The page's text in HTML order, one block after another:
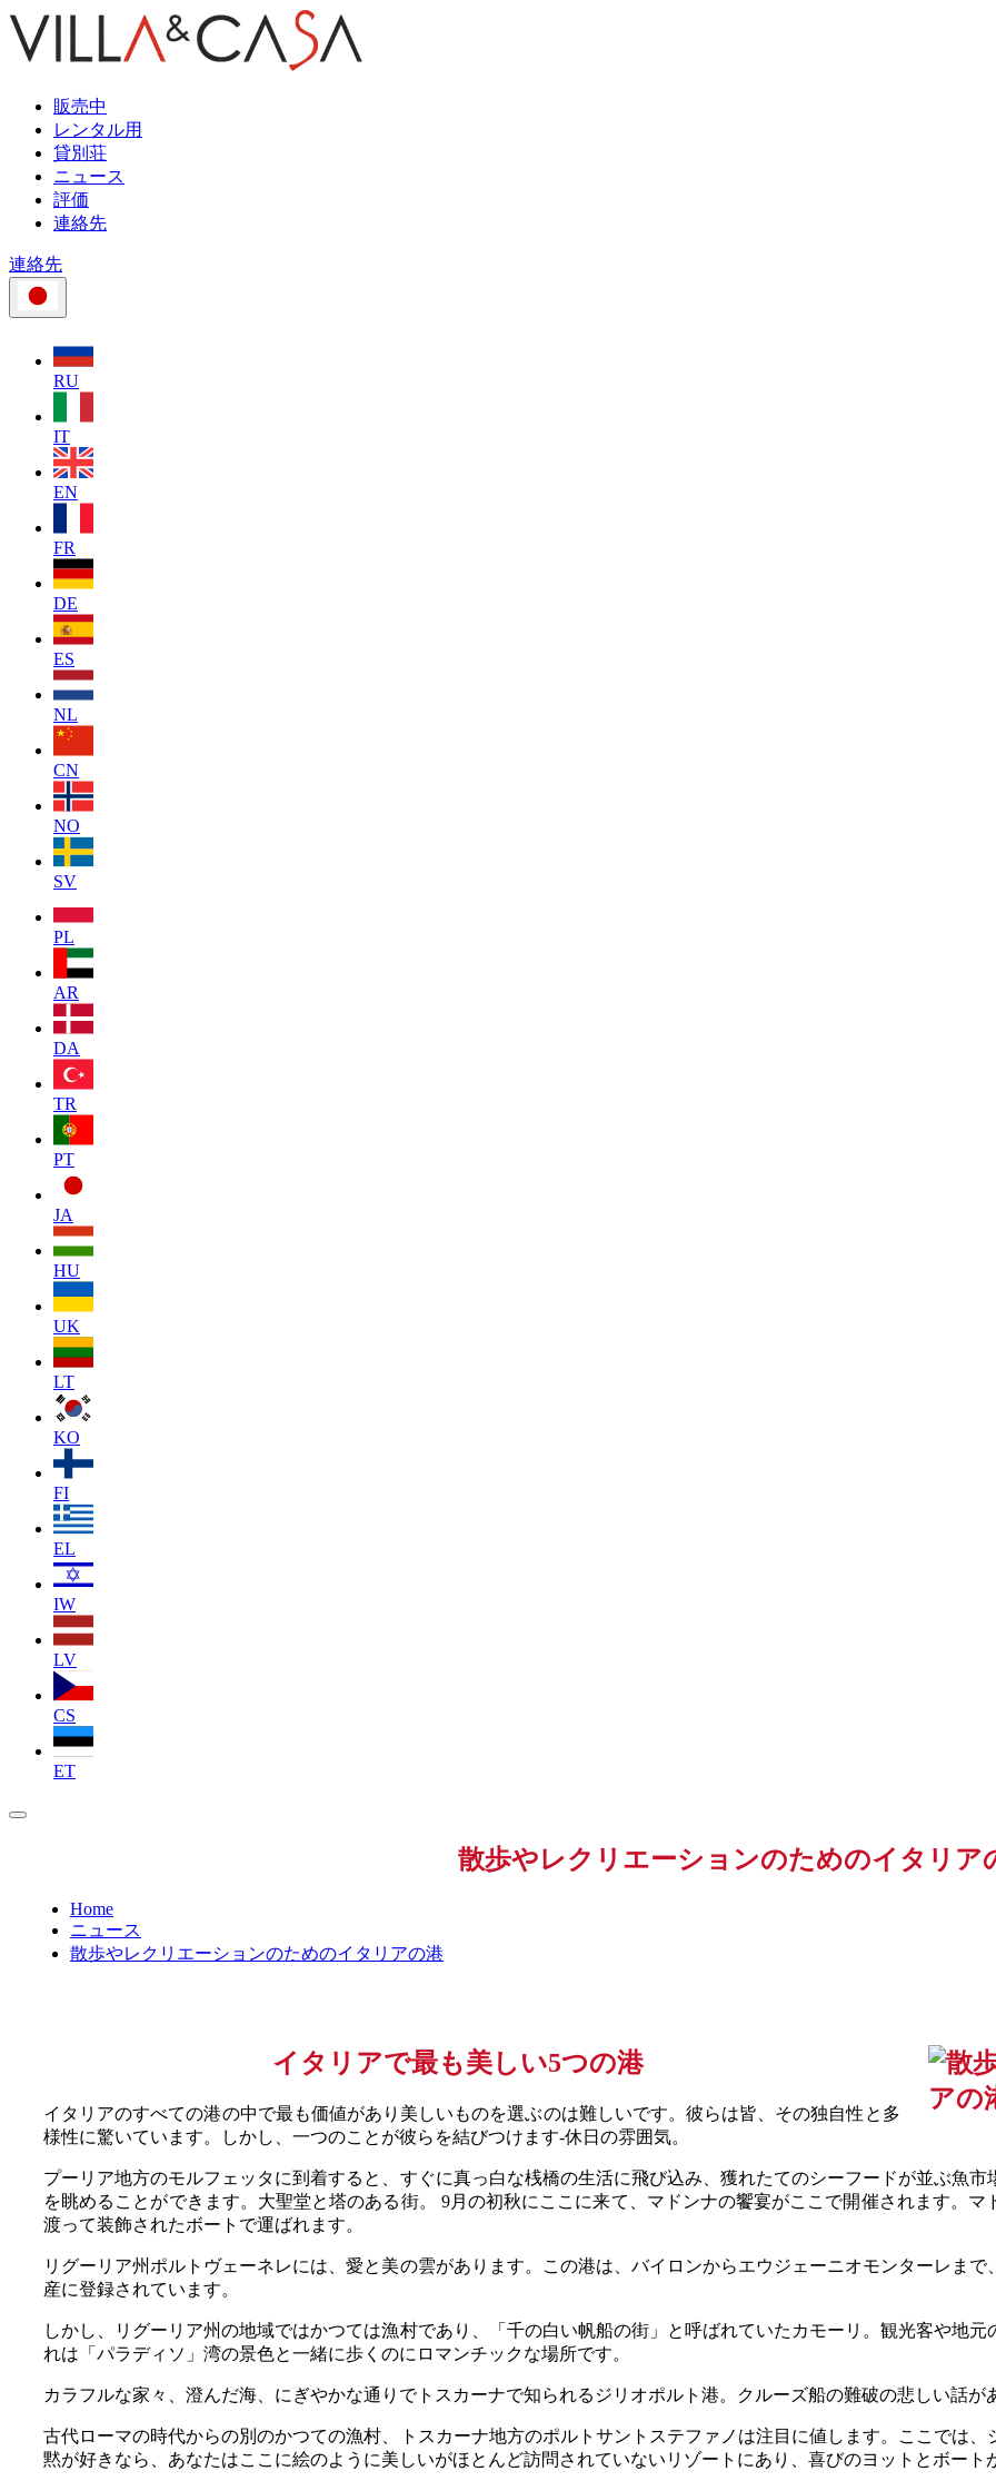
販売中
レンタル用
貸別荘
ニュース
評価
連絡先
連絡先
RU
IT
EN
FR
DE
ES
NL
CN
NO
SV
PL
AR
DA
TR
PT
JA
HU
UK
LT
KO
FI
EL
IW
LV
CS
ET
散歩やレクリエーションのためのイタリア
Home
ニュース
散歩やレクリエーションのためのイタリアの港
イタリアで最も美しい5つの港
イタリアのすべての港の中で最も価値があり美しいものを選ぶのは難しいです。彼らは皆、その独自性と多
様性に驚いています。しかし、一つのことが彼らを結びつけます-休日の雰囲気。
プーリア地方のモルフェッタに到着すると、すぐに真っ白な桟橋の生活に飛び込み、獲れたてのシーフードが並ぶ魚
を眺めることができます。大聖堂と塔のある街。 9月の初秋にここに来て、マドンナの饗宴がここで開催されます。
渡って装飾されたボートで運ばれます。
リグーリア州ポルトヴェーネレには、愛と美の雲があります。この港は、バイロンからエウジェーニオモンターレま
産に登録されています。
しかし、リグーリア州の地域ではかつては漁村であり、「千の白い帆船の街」と呼ばれていたカモーリ。観光客や地
れは「パラディソ」湾の景色と一緒に歩くのにロマンチックな場所です。
カラフルな家々、澄んだ海、にぎやかな通りでトスカーナで知られるジリオポルト港。クルーズ船の難破の悲しい話が
古代ローマの時代からの別のかつての漁村、トスカーナ地方のポルトサントステファノは注目に値します。ここでは
黙が好きなら、あなたはここに絵のように美しいがほとんど訪問されていないリゾートにあり、喜びのヨットとボート